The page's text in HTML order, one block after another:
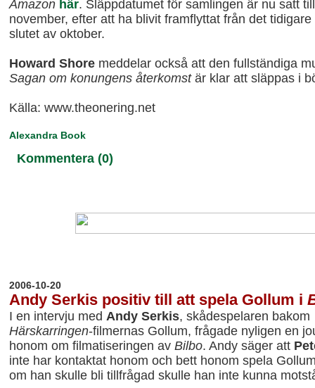
Amazon här. Släppdatumet för samlingen är nu satt
november, efter att ha blivit framflyttat från det tidigare
slutet av oktober.
Howard Shore meddelar också att den fullständiga
Sagan om konungens återkomst är klar att släppas i
Källa: www.theonering.net
Alexandra Book
Kommentera (0)
2006-10-20
Andy Serkis positiv till att spela Gollum i
I en intervju med Andy Serkis, skådespelaren bakom
Härskarringen-filmernas Gollum, frågade nyligen en
honom om filmatiseringen av Bilbo. Andy säger att
inte har kontaktat honom och bett honom spela
om han skulle bli tillfrågad skulle han inte kunna